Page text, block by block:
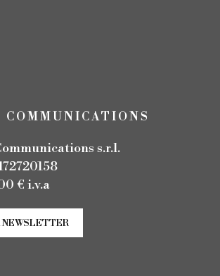
COMMUNICATIONS
s.r.l.
€ i.v.a